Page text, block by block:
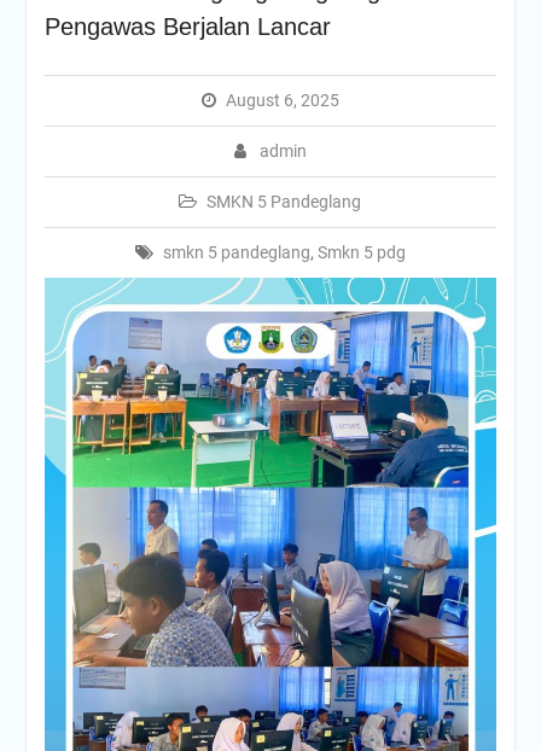
Pengawas Berjalan Lancar
August 6, 2025
admin
SMKN 5 Pandeglang
smkn 5 pandeglang, Smkn 5 pdg